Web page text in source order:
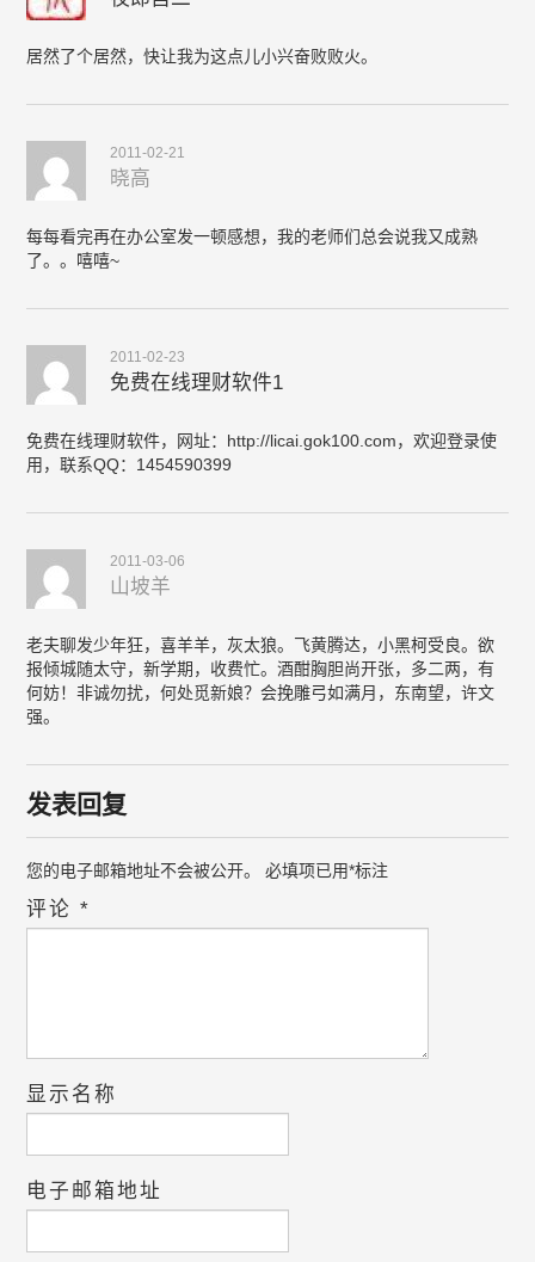
居然了个居然，快让我为这点儿小兴奋败败火。
2011-02-21
晓高
每每看完再在办公室发一顿感想，我的老师们总会说我又成熟
了。。嘻嘻~
2011-02-23
免费在线理财软件1
免费在线理财软件，网址：http://licai.gok100.com，欢迎登录使
用，联系QQ：1454590399
2011-03-06
山坡羊
老夫聊发少年狂，喜羊羊，灰太狼。飞黄腾达，小黑柯受良。欲
报倾城随太守，新学期，收费忙。酒酣胸胆尚开张，多二两，有
何妨！非诚勿扰，何处觅新娘？会挽雕弓如满月，东南望，许文
强。
发表回复
您的电子邮箱地址不会被公开。 必填项已用*标注
评论*
显示名称
电子邮箱地址